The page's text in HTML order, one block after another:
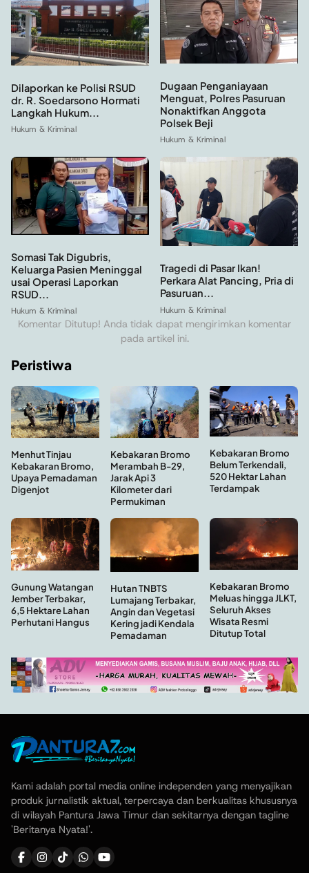
Dilaporkan ke Polisi RSUD
dr. R. Soedarsono Hormati
Langkah Hukum...
Hukum & Kriminal
Dugaan Penganiayaan
Menguat, Polres Pasuruan
Nonaktifkan Anggota
Polsek Beji
Hukum & Kriminal
Somasi Tak Digubris,
Keluarga Pasien Meninggal
usai Operasi Laporkan
RSUD...
Hukum & Kriminal
Tragedi di Pasar Ikan!
Perkara Alat Pancing, Pria di
Pasuruan...
Hukum & Kriminal
Komentar Ditutup! Anda tidak dapat mengirimkan komentar
pada artikel ini.
Peristiwa
Menhut Tinjau
Kebakaran Bromo,
Upaya Pemadaman
Digenjot
Kebakaran Bromo
Merambah B-29,
Jarak Api 3
Kilometer dari
Permukiman
Kebakaran Bromo
Belum Terkendali,
520 Hektar Lahan
Terdampak
Gunung Watangan
Jember Terbakar,
6,5 Hektare Lahan
Perhutani Hangus
Hutan TNBTS
Lumajang Terbakar,
Angin dan Vegetasi
Kering jadi Kendala
Pemadaman
Kebakaran Bromo
Meluas hingga JLKT,
Seluruh Akses
Wisata Resmi
Ditutup Total
Kami adalah portal media online independen yang menyajikan
produk jurnalistik aktual, terpercaya dan berkualitas khususnya
di wilayah Pantura Jawa Timur dan sekitarnya dengan tagline
'Beritanya Nyata!'.